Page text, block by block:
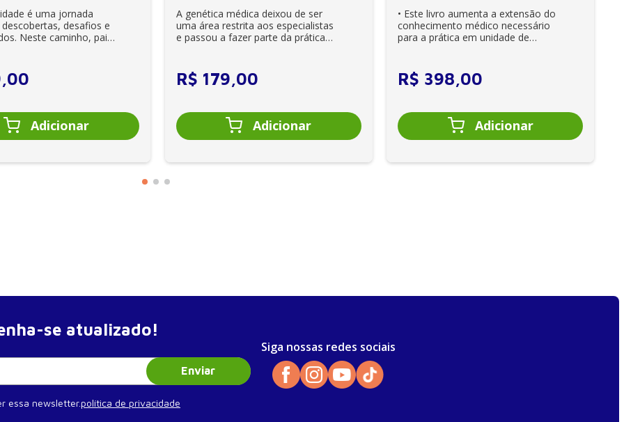
elétrica
clínicos
é uma jornada
desafios e
Neste caminho, pais
,00
A genética médica deixou de ser
uma área restrita aos especialistas
e passou a fazer parte da prática
R$ 179,00
• Este livro aumenta a extensão do
conhecimento médico necessário
para a prática em unidade de
R$ 398,00
se atualizado!
Enviar
essa newsletter.política de privacidade
Siga nossas redes sociais